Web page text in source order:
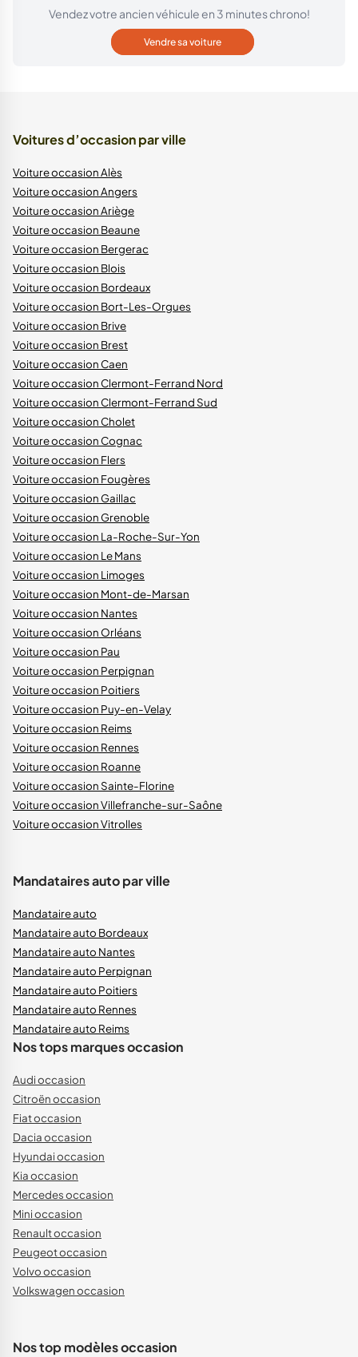
Vendez votre ancien véhicule en 3 minutes chrono!
Vendre sa voiture
Voitures d’occasion par ville
Voiture occasion Alès
Voiture occasion Angers
Voiture occasion Ariège
Voiture occasion Beaune
Voiture occasion Bergerac
Voiture occasion Blois
Voiture occasion Bordeaux
Voiture occasion Bort-Les-Orgues
Voiture occasion Brive
Voiture occasion Brest
Voiture occasion Caen
Voiture occasion Clermont-Ferrand Nord
Voiture occasion Clermont-Ferrand Sud
Voiture occasion Cholet
Voiture occasion Cognac
Voiture occasion Flers
Voiture occasion Fougères
Voiture occasion Gaillac
Voiture occasion Grenoble
Voiture occasion La-Roche-Sur-Yon
Voiture occasion Le Mans
Voiture occasion Limoges
Voiture occasion Mont-de-Marsan
Voiture occasion Nantes
Voiture occasion Orléans
Voiture occasion Pau
Voiture occasion Perpignan
Voiture occasion Poitiers
Voiture occasion Puy-en-Velay
Voiture occasion Reims
Voiture occasion Rennes
Voiture occasion Roanne
Voiture occasion Sainte-Florine
Voiture occasion Villefranche-sur-Saône
Voiture occasion Vitrolles
Mandataires auto par ville
Mandataire auto
Mandataire auto Bordeaux
Mandataire auto Nantes
Mandataire auto Perpignan
Mandataire auto Poitiers
Mandataire auto Rennes
Mandataire auto Reims
Nos tops marques occasion
Audi occasion
Citroën occasion
Fiat occasion
Dacia occasion
Hyundai occasion
Kia occasion
Mercedes occasion
Mini occasion
Renault occasion
Peugeot occasion
Volvo occasion
Volkswagen occasion
Nos top modèles occasion